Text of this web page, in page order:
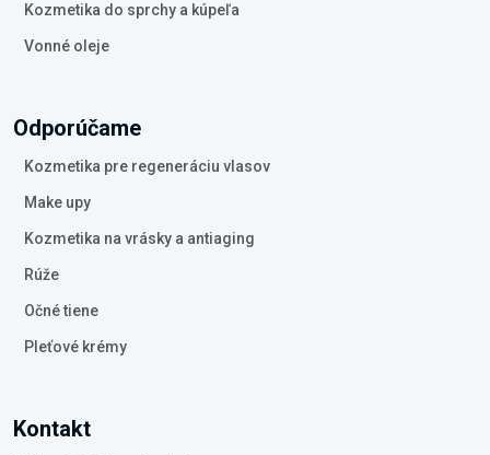
Kozmetika do sprchy a kúpeľa
Vonné oleje
Odporúčame
Kozmetika pre regeneráciu vlasov
Make upy
Kozmetika na vrásky a antiaging
Rúže
Očné tiene
Pleťové krémy
Kontakt